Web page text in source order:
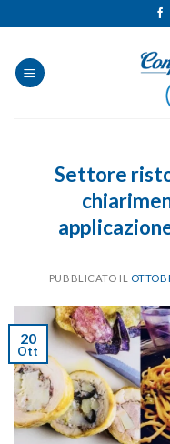
ai
contenuti
Settore
PUBBLICATO IL
20
Ott